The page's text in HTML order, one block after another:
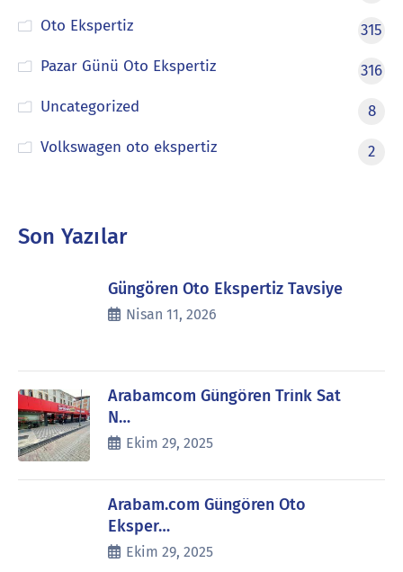
Oto Ekspertiz
315
Pazar Günü Oto Ekspertiz
316
Uncategorized
8
Volkswagen oto ekspertiz
2
Son Yazılar
Güngören Oto Ekspertiz Tavsiye
Nisan 11, 2026
Arabamcom Güngören Trink Sat
N…
Ekim 29, 2025
Arabam.com Güngören Oto
Eksper…
Ekim 29, 2025